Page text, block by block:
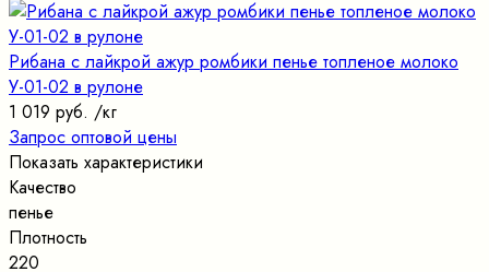
Рибана с лайкрой ажур ромбики пенье топленое молоко
У-01-02 в рулоне
1 019 руб. /кг
Запрос оптовой цены
Показать характеристики
Качество
пенье
Плотность
220